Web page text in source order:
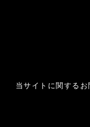
当サイトに関する